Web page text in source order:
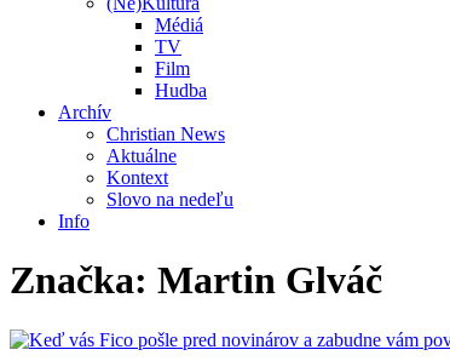
Médiá
TV
Film
Hudba
Archív
Christian News
Aktuálne
Kontext
Slovo na nedeľu
Info
Značka: Martin Glváč